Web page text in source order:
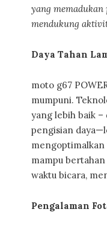
yang
mendukung
Daya Tahan
moto g67
mumpuni.
yang lebih baik
pengisian
mampu
waktu bicara,
Pengalaman